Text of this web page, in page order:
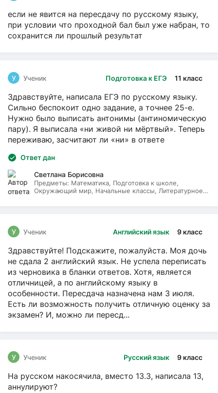
если не явится на пересдачу по русскому языку,
при условии что проходной бал был уже набран, то
сохранится ли прошлый результат
Подготовка к ЕГЭ 11 класс
У Ученик
Здравствуйте, написала ЕГЭ по русскому языку.
Сильно беспокоит одно задание, а точнее 25-е.
Нужно было выписать антонимы (антиномическую
пару). Я выписала «ни живой ни мёртвый». Теперь
переживаю, засчитают ли «ни» в ответе
Ответ дан
Светлана Борисовна
Предметы: Математика, Подготовка к школе,
Окружающий мир, Начальные классы, Литературное
Английский язык 9 класс
У Ученик
Здравствуйте! Подскажите, пожалуйста. Моя дочь
не сдала 2 английский язык. Не успела переписать
из черновика в бланки ответов. Хотя, является
отличницей, а по английскому языку в
особенности. Пересдача назначена нам 3 июля.
Есть ли возможность получить отличную оценку за
экзамен? И, можно ли пересд...
Русский язык 9 класс
У Ученик
На русском накосячила, вместо 13.3, написала 13,
аннулируют?